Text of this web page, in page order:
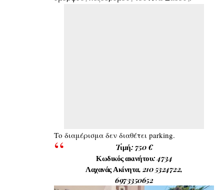
Tο διαμέρισμα δεν διαθέτει parking.
Tιμή: 750 €
Κωδικός ακινήτου: 4734
Λαχανάς Ακίνητα, 210 5324722,
6973350652